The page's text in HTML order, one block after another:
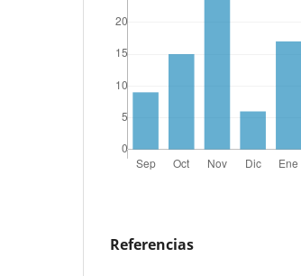
Referencias